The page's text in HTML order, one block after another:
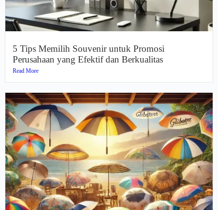
5 Tips Memilih Souvenir untuk Promosi
Perusahaan yang Efektif dan Berkualitas
Read More